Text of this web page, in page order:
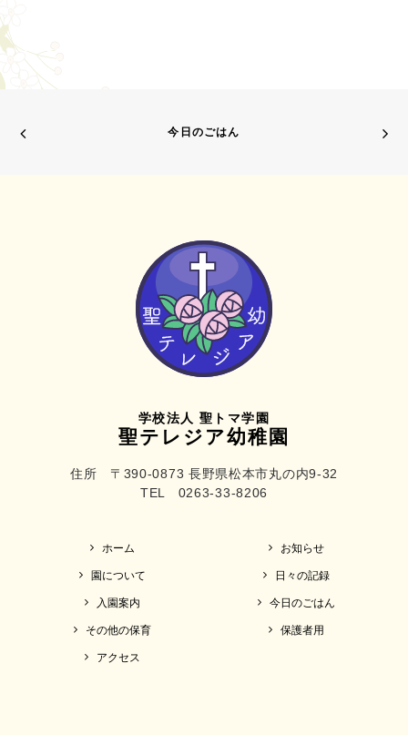
今日のごはん
学校法人 聖トマ学園
聖テレジア幼稚園
住所 〒390-0873 長野県松本市丸の内9-32
TEL 0263-33-8206
ホーム
園について
入園案内
その他の保育
アクセス
お知らせ
日々の記録
今日のごはん
保護者用